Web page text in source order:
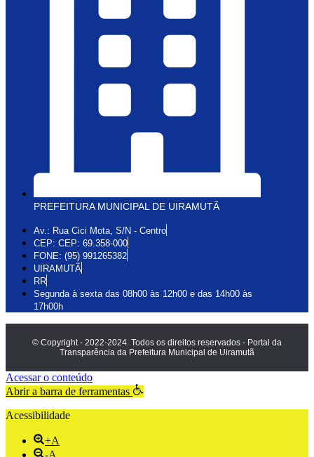
PREFEITURA MUNICIPAL DE UIRAMUTÃ
Av.: Rua Cici Mota, S/N - Centro
CEP: CEP: 69.358-000
FONE: (95) 991265382
UIRAMUTÃ
RR
Segunda à sexta das 08h00 às 12h00 e das 14h00 às
17h00h
© Copyright - 2022-2024. Todos os direitos reservados - Portal da
Transparência da Prefeitura Municipal de Uiramutã
Acessar o conteúdo
Abrir a barra de ferramentas
Acessibilidade
+A
-A